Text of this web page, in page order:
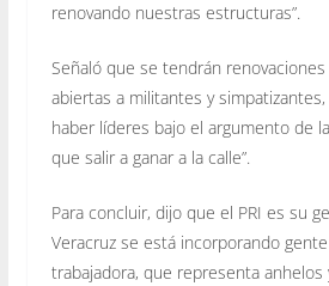
renovando nuestras estructuras”.
Señaló que se tendrán
abiertas a militantes y
haber líderes bajo el argumento de
que salir a ganar a la calle”.
Para concluir, dijo que el PRI es su
Veracruz se está incorporando
trabajadora, que representa anhelos